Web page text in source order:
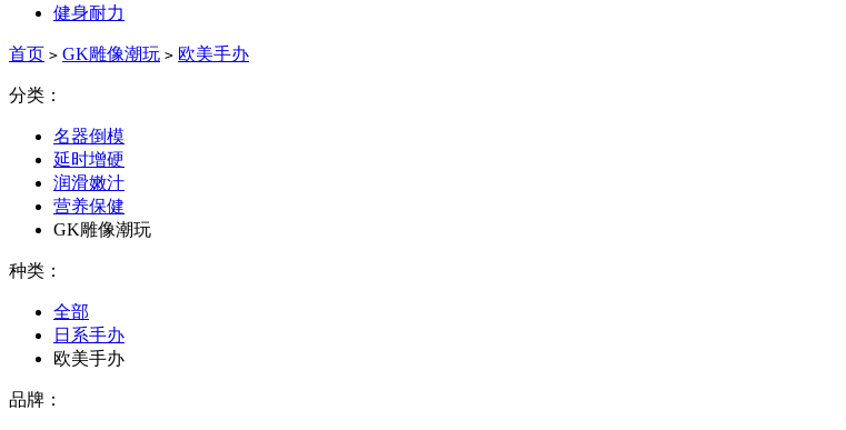
健身耐力
首页 > GK雕像潮玩 > 欧美手办
分类：
名器倒模
延时增硬
润滑嫩汁
营养保健
GK雕像潮玩
种类：
全部
日系手办
欧美手办
品牌：